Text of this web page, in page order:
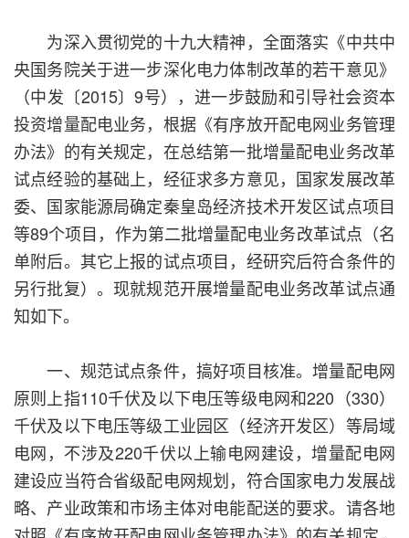
为深入贯彻党的十九大精神，全面落实《中共中
央国务院关于进一步深化电力体制改革的若干意见》
（中发〔2015〕9号），进一步鼓励和引导社会资本
投资增量配电业务，根据《有序放开配电网业务管理
办法》的有关规定，在总结第一批增量配电业务改革
试点经验的基础上，经征求多方意见，国家发展改革
委、国家能源局确定秦皇岛经济技术开发区试点项目
等89个项目，作为第二批增量配电业务改革试点（名
单附后。其它上报的试点项目，经研究后符合条件的
另行批复）。现就规范开展增量配电业务改革试点通
知如下。
一、规范试点条件，搞好项目核准。增量配电网
原则上指110千伏及以下电压等级电网和220（330）
千伏及以下电压等级工业园区（经济开发区）等局域
电网，不涉及220千伏以上输电网建设，增量配电网
建设应当符合省级配电网规划，符合国家电力发展战
略、产业政策和市场主体对电能配送的要求。请各地